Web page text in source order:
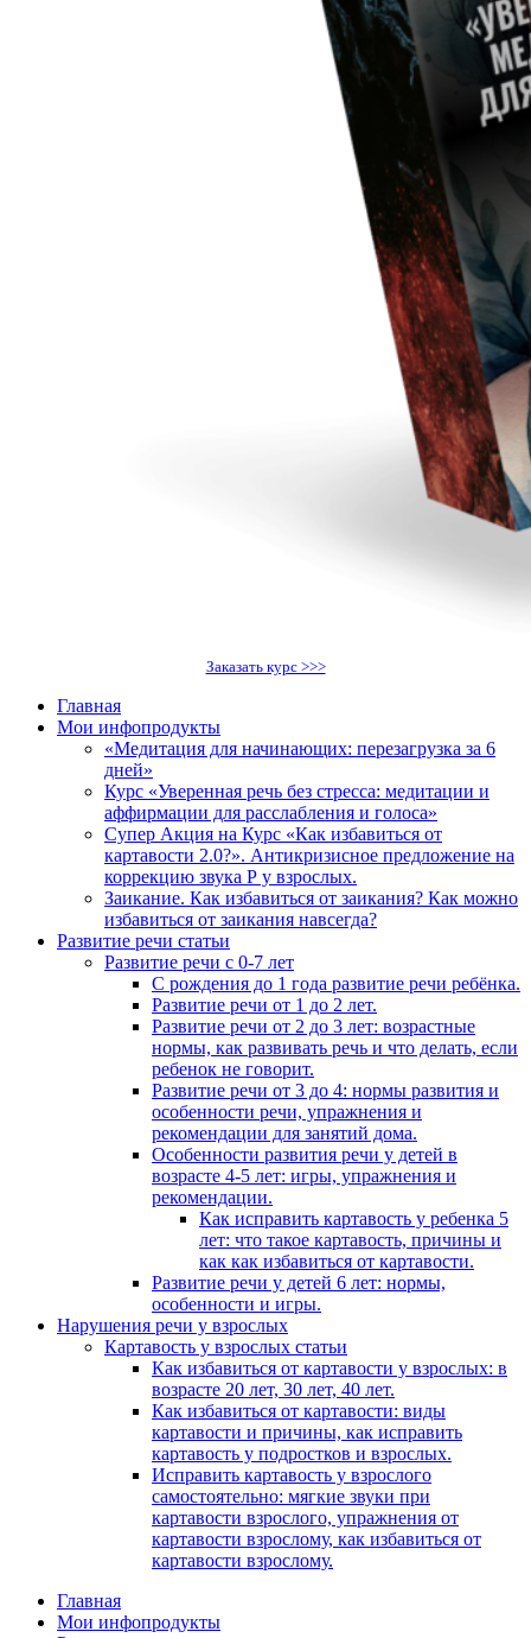
Заказать курс >>>
Главная
Мои инфопродукты
«Медитация для начинающих: перезагрузка за 6
дней»
Курс «Уверенная речь без стресса: медитации и
аффирмации для расслабления и голоса»
Супер Акция на Курс «Как избавиться от
картавости 2.0?». Антикризисное предложение на
коррекцию звука Р у взрослых.
Заикание. Как избавиться от заикания? Как можно
избавиться от заикания навсегда?
Развитие речи статьи
Развитие речи с 0-7 лет
С рождения до 1 года развитие речи ребёнка.
Развитие речи от 1 до 2 лет.
Развитие речи от 2 до 3 лет: возрастные
нормы, как развивать речь и что делать, если
ребенок не говорит.
Развитие речи от 3 до 4: нормы развития и
особенности речи, упражнения и
рекомендации для занятий дома.
Особенности развития речи у детей в
возрасте 4-5 лет: игры, упражнения и
рекомендации.
Как исправить картавость у ребенка 5
лет: что такое картавость, причины и
как как избавиться от картавости.
Развитие речи у детей 6 лет: нормы,
особенности и игры.
Нарушения речи у взрослых
Картавость у взрослых статьи
Как избавиться от картавости у взрослых: в
возрасте 20 лет, 30 лет, 40 лет.
Как избавиться от картавости: виды
картавости и причины, как исправить
картавость у подростков и взрослых.
Исправить картавость у взрослого
самостоятельно: мягкие звуки при
картавости взрослого, упражнения от
картавости взрослому, как избавиться от
картавости взрослому.
Главная
Мои инфопродукты